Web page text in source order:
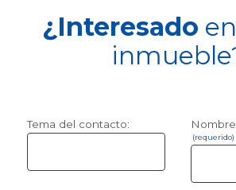
¿Interesado
Tema del contacto:
(requerido)